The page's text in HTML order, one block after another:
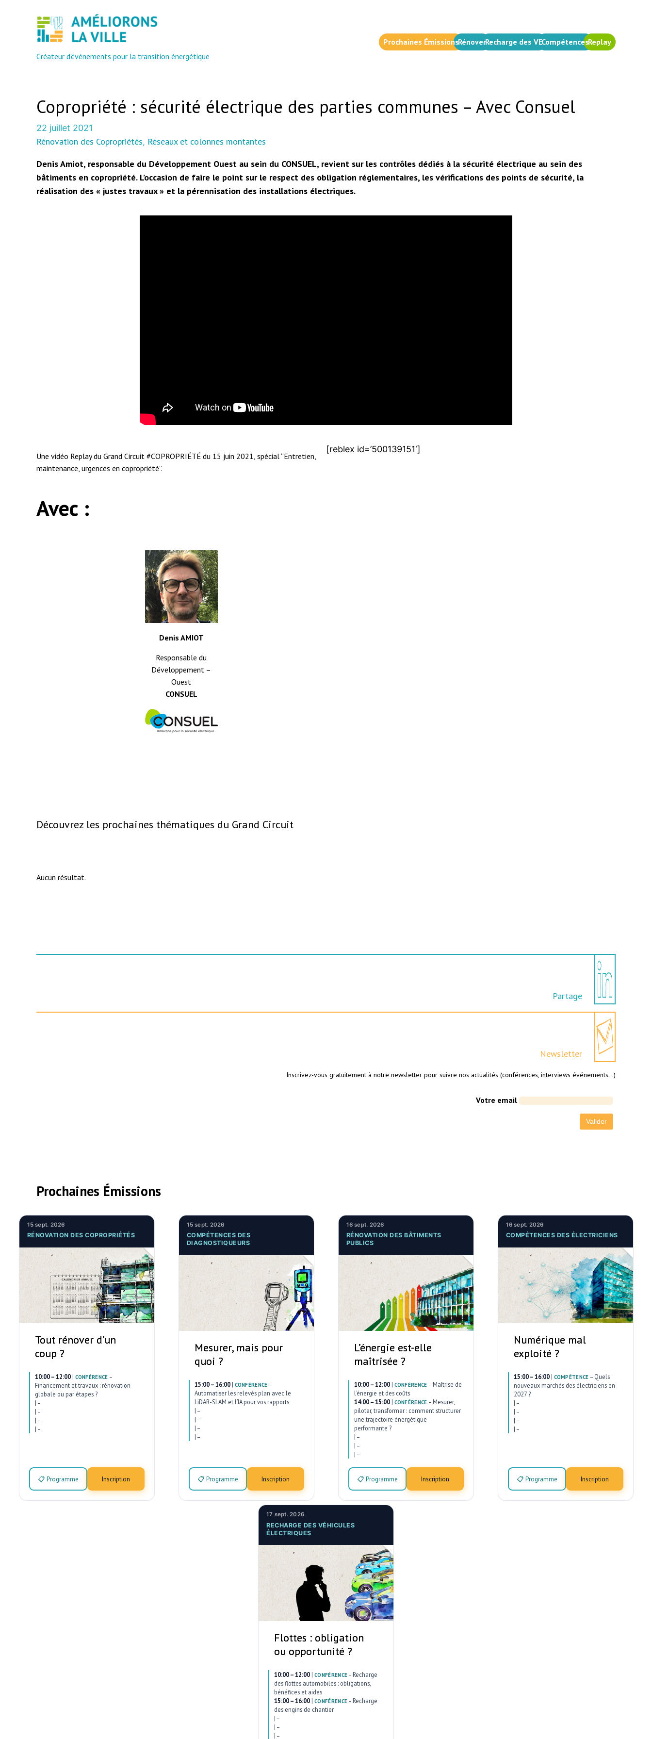
Créateur d'événements pour la transition énergétique
Prochaines ÉmissionsRénoverRecharge des VECompétencesReplay
Copropriété : sécurité électrique des parties communes – Avec Consuel
22 juillet 2021
Rénovation des Copropriétés, Réseaux et colonnes montantes
Denis Amiot, responsable du Développement Ouest au sein du CONSUEL, revient sur les contrôles dédiés à la sécurité électrique au sein des
bâtiments en copropriété. L’occasion de faire le point sur le respect des obligation réglementaires, les vérifications des points de sécurité, la
réalisation des « justes travaux » et la pérennisation des installations électriques.
Une vidéo Replay du Grand Circuit #COPROPRIÉTÉ du 15 juin 2021, spécial “Entretien,
maintenance, urgences en copropriété”.
Avec :
Denis AMIOT
Responsable du
Développement –
Ouest
CONSUEL
[reblex id=’500139151′]
Découvrez les prochaines thématiques du Grand Circuit
Aucun résultat.
Partage
Newsletter
Inscrivez-vous gratuitement à notre newsletter pour suivre nos actualités (conférences, interviews événements…)
Votre email
Prochaines Émissions
15 sept. 2026
RÉNOVATION DES COPROPRIÉTÉS
Tout rénover d’un
coup ?
10:00 – 12:00| CONFÉRENCE –
Financement et travaux : rénovation
globale ou par étapes ?
| –
| –
| –
| –
📋 Programme Inscription
15 sept. 2026
COMPÉTENCES DES
DIAGNOSTIQUEURS
Mesurer, mais pour
quoi ?
15:00 – 16:00| CONFÉRENCE –
Automatiser les relevés plan avec le
LiDAR-SLAM et l’IA pour vos rapports
| –
| –
| –
| –
📋 Programme Inscription
16 sept. 2026
RÉNOVATION DES BÂTIMENTS
PUBLICS
L’énergie est-elle
maîtrisée ?
10:00 – 12:00| CONFÉRENCE – Maîtrise de
l’énergie et des coûts
14:00 – 15:00| CONFÉRENCE – Mesurer,
piloter, transformer : comment structurer
une trajectoire énergétique
performante ?
| –
| –
| –
📋 Programme Inscription
16 sept. 2026
COMPÉTENCES DES ÉLECTRICIENS
Numérique mal
exploité ?
15:00 – 16:00| COMPÉTENCE – Quels
nouveaux marchés des électriciens en
2027 ?
| –
| –
| –
| –
📋 Programme Inscription
17 sept. 2026
RECHARGE DES VÉHICULES
ÉLECTRIQUES
Flottes : obligation
ou opportunité ?
10:00 – 12:00 | CONFÉRENCE – Recharge
des flottes automobiles : obligations,
bénéfices et aides
15:00 – 16:00 | CONFÉRENCE – Recharge
des engins de chantier
| –
| –
| –